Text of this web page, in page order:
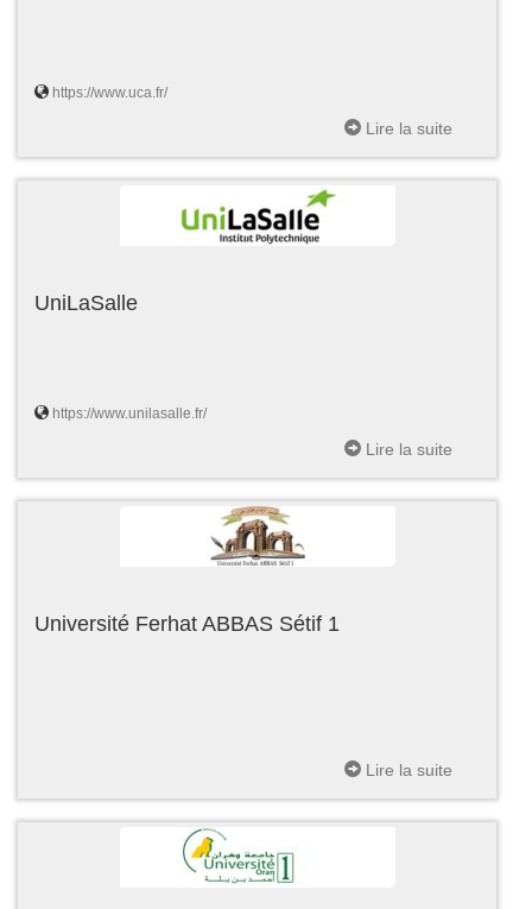
https://www.uca.fr/
Lire la suite
UniLaSalle
https://www.unilasalle.fr/
Lire la suite
Université Ferhat ABBAS Sétif 1
Lire la suite